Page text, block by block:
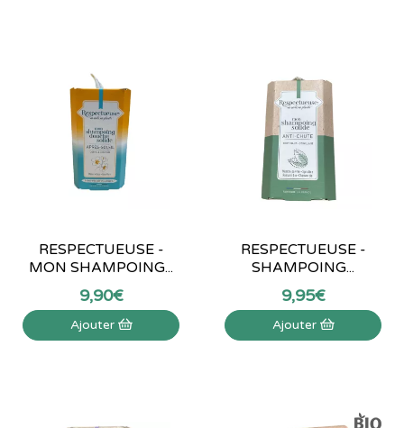
RESPECTUEUSE -
MON SHAMPOING...
9,90€
Ajouter
RESPECTUEUSE -
SHAMPOING...
9,95€
Ajouter